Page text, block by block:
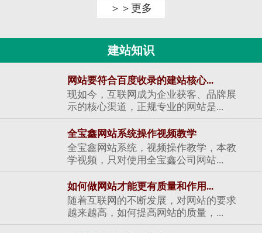
＞＞更多
建站知识
网站要符合百度收录的建站核心...
现如今，互联网成为企业获客、品牌展
示的核心渠道，正规专业的网站是...
全宝鑫网站系统操作视频教学
全宝鑫网站系统，视频操作教学，本教
学视频，只对使用全宝鑫公司网站...
如何做网站才能更有质量和作用...
随着互联网的不断发展，对网站的要求
越来越高，如何提高网站的质量，...